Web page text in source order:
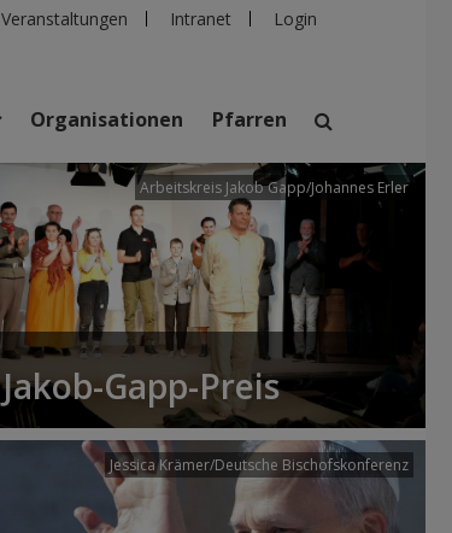
Veranstaltungen Intranet Login
suchen
Personen Pfarren Einrichtungen
Organisationen Pfarren
Arbeitskreis Jakob Gapp/Johannes Erler
Jakob-Gapp-Preis
Jessica Krämer/Deutsche Bischofskonferenz